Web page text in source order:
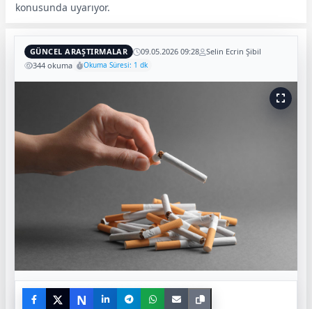
konusunda uyarıyor.
GÜNCEL ARAŞTIRMALAR 09.05.2026 09:28
Selin Ecrin Şibil
344 okuma
Okuma Süresi: 1 dk
N